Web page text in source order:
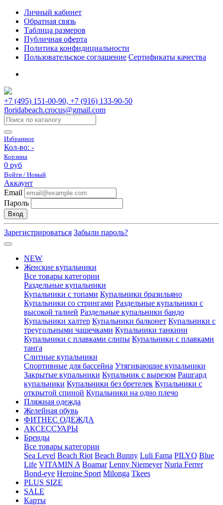
Личный кабинет
Обратная связь
Таблица размеров
Публичная оферта
Политика конфидициальности
Пользовательское соглашение Сертификаты качества
+7 (495) 151-00-90, +7 (916) 133-90-50
floridabeach.crocus@gmail.com
Избранное
Кол-во: -
Корзина
0 руб
Войти / Новый
Аккаунт
Email
Пароль
Вход
Зарегистрироваться Забыли пароль?
NEW
Женские купальники
Все товары категории
Раздельные купальники
Купальники с топами Купальники бразильяно
Купальники со стрингами Раздельные купальники с
высокой талией Раздельные купальники бандо
Купальники халтер Купальники балконет Купальники с
треугольными чашечками Купальники танкини
Купальники с плавками слипы Купальники с плавками
танга
Слитные купальники
Спортивные для бассейна Утягивающие купальники
Закрытые купальники Купальник с вырезом Рашгард
купальники Купальники без бретелек Купальники с
открытой спиной Купальники на одно плечо
Пляжная одежда
Желейная обувь
ФИТНЕС ОДЕЖДА
АКСЕССУАРЫ
Бренды
Все товары категории
Sea Level Beach Riot Beach Bunny Luli Fama PILYQ Blue
Life VITAMIN A Boamar Lenny Niemeyer Nuria Ferrer
Bond-eye Heroine Sport Milonga Tkees
PLUS SIZE
SALE
Карты